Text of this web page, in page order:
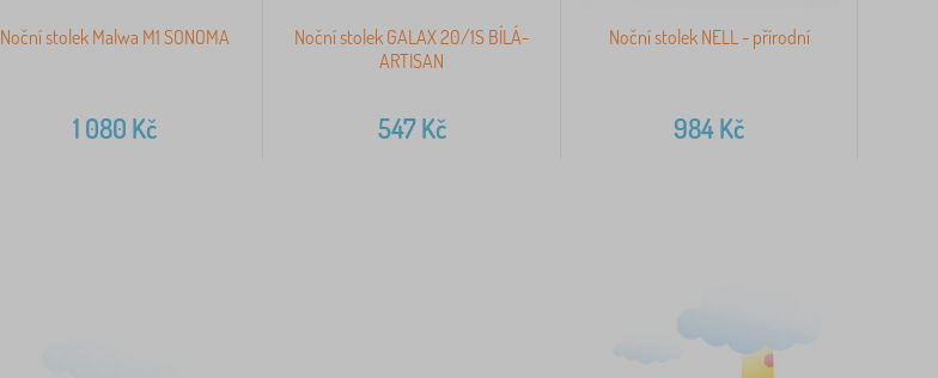
Noční stolek Malwa M1 SONOMA
1 080 Kč
Noční stolek GALAX 20/1S BÍLÁ-
ARTISAN
547Kč
Noční stolek NELL - přírodní
984Kč